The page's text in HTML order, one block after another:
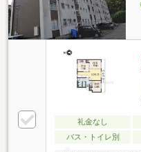
礼金なし
バス・トイレ別